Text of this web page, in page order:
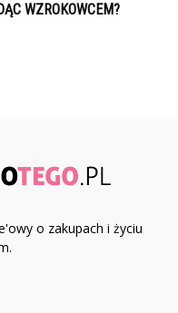
WZROKOWCEM?
o zakupach i życiu